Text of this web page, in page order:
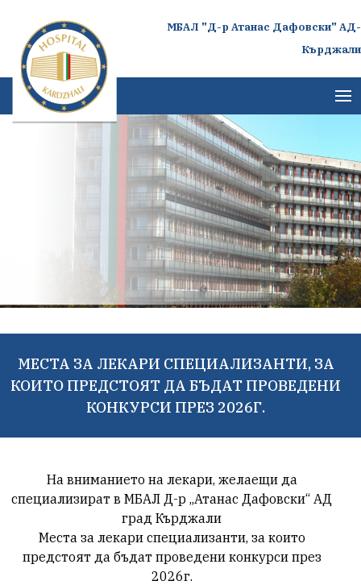
МБАЛ "Д-р Атанас Дафовски" АД-
Кърджали
МЕСТА ЗА ЛЕКАРИ СПЕЦИАЛИЗАНТИ, ЗА
КОИТО ПРЕДСТОЯТ ДА БЪДАТ ПРОВЕДЕНИ
КОНКУРСИ ПРЕЗ 2026Г.
На вниманието на лекари, желаещи да
специализират в МБАЛ Д-р „Атанас Дафовски“ АД
град Кърджали
Места за лекари специализанти, за които
предстоят да бъдат проведени конкурси през
2026г.